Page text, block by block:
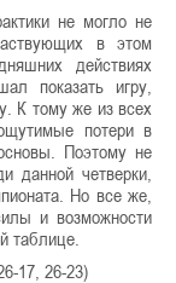
не могло не
в этом
действиях
показать игру,
К тому же из всех
потери в
Поэтому не
данной четверки,
Но все же,
и возможности
таблице.
17, 26-23)